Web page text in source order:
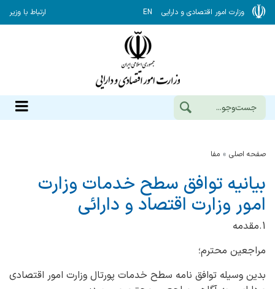
وزارت امور اقتصادی و دارایی EN ارتباط با وزیر
صفحه اصلی مفا
بیانیه توافق سطح خدمات وزارت
امور وزارت اقتصاد و دارائی
1.مقدمه
مراجعین محترم؛
بدین وسیله توافق نامه سطح خدمات پورتال وزارت امور اقتصادی